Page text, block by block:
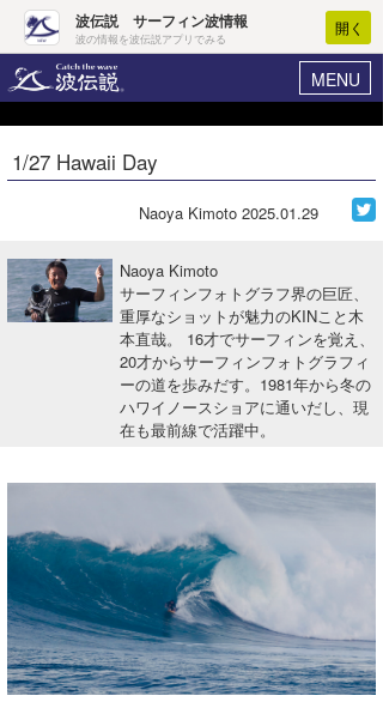
波伝説 サーフィン波情報
波の情報を波伝説アプリでみる
開く
MENU
ヘルプ マイホーム
ログイン
波情報･概況
WAVE HUNTER波予想ツール
今月のプレゼント
1/27 Hawaii Day
Naoya Kimoto 2025.01.29
Naoya Kimoto
サーフィンフォトグラフ界の巨匠、
重厚なショットが魅力のKINこと木
本直哉。 16才でサーフィンを覚え、
20才からサーフィンフォトグラフィ
ーの道を歩みだす。1981年から冬の
ハワイノースショアに通いだし、現
在も最前線で活躍中。
Core Surf Japan
ファッション/グッズ
アート＆エンタメ
湘南
千葉北
伊豆
千葉南
お知らせ
その他
ルール＆How to